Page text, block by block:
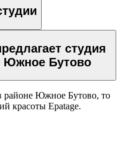
длинные волосы
средние волосы
короткие волосы
ножницами
студия
Южное Бутово
районе Южное Бутово, то
красоты Epatage.